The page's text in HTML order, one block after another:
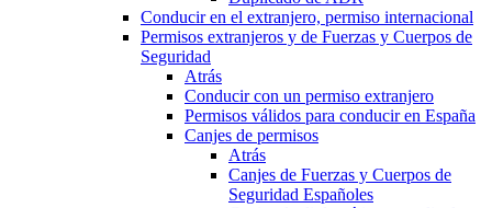
Conducir en el extranjero, permiso internacional
Permisos extranjeros y de Fuerzas y Cuerpos de
Seguridad
Atrás
Conducir con un permiso extranjero
Permisos válidos para conducir en España
Canjes de permisos
Atrás
Canjes de Fuerzas y Cuerpos de
Seguridad Españoles